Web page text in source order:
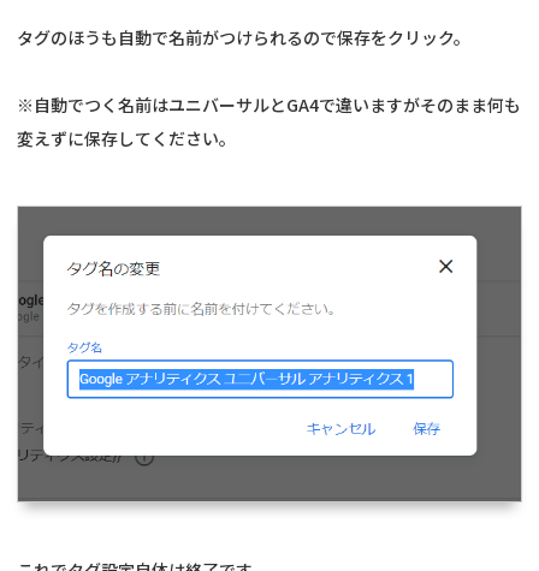
タグのほうも自動で名前がつけられるので保存をクリック。
※自動でつく名前はユニバーサルとGA4で違いますがそのまま何も
変えずに保存してください。